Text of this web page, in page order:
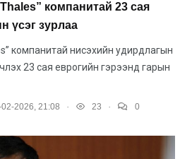
компанитай 23 сая
үсэг зурлаа
компанитай нисэхийн удирдлагын
23 сая еврогийн гэрээнд гарын
2026, 21:08 . 23 . 0